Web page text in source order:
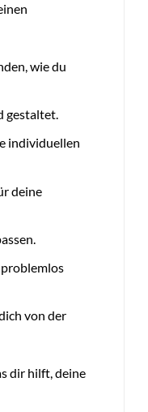
wie du
gestaltet.
individuellen
deine
von der
dir hilft, deine